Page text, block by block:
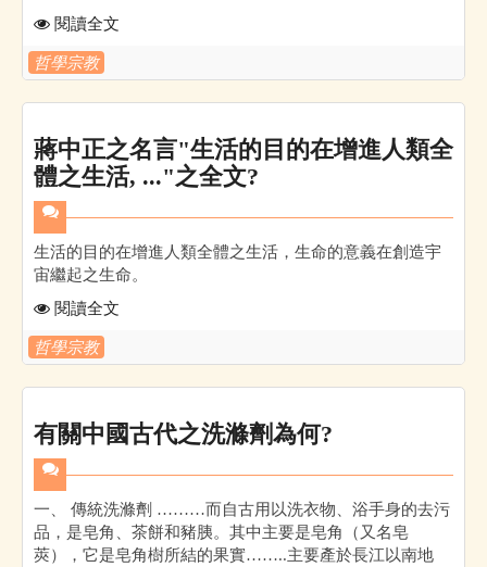
閱讀全文
哲學宗教
蔣中正之名言"生活的目的在增進人類全
體之生活, ..."之全文?
生活的目的在增進人類全體之生活，生命的意義在創造宇
宙繼起之生命。
閱讀全文
哲學宗教
有關中國古代之洗滌劑為何?
一、 傳統洗滌劑 ………而自古用以洗衣物、浴手身的去污
品，是皂角、茶餅和豬胰。其中主要是皂角（又名皂
莢），它是皂角樹所結的果實……..主要產於長江以南地